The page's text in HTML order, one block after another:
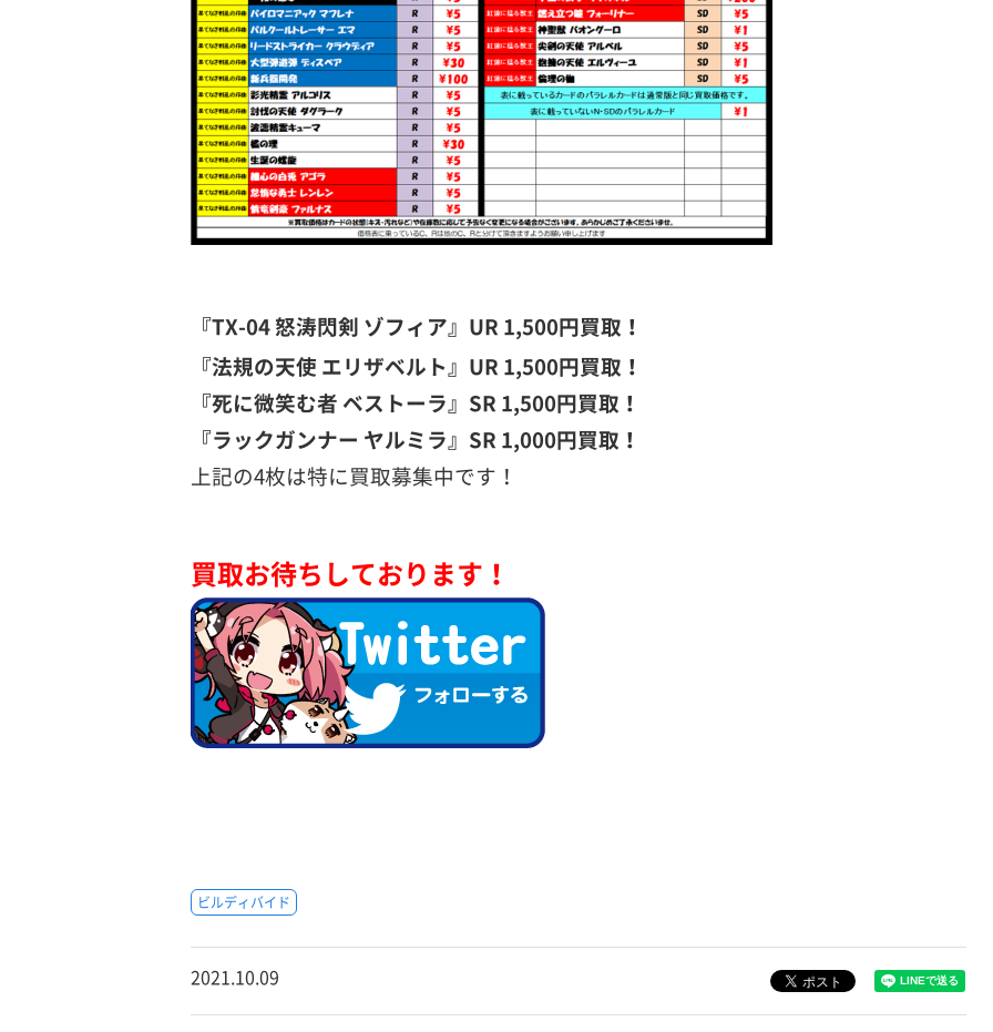
『TX-04 怒涛閃剣 ゾフィア』UR 1,500円買取！
『法規の天使 エリザベルト』UR 1,500円買取！
『死に微笑む者 ベストーラ』SR 1,500円買取！
『ラックガンナー ヤルミラ』SR 1,000円買取！
上記の4枚は特に買取募集中です！
買取お待ちしております！
ビルディバイド
2021.10.09